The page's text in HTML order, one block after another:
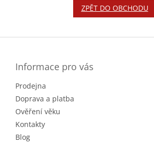
ZPĚT DO OBCHODU
Informace pro vás
Prodejna
Doprava a platba
Ověření věku
Kontakty
Blog